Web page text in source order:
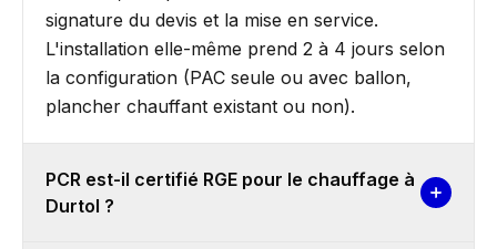
signature du devis et la mise en service.
L'installation elle-même prend 2 à 4 jours selon
la configuration (PAC seule ou avec ballon,
plancher chauffant existant ou non).
PCR est-il certifié RGE pour le chauffage à
Durtol ?